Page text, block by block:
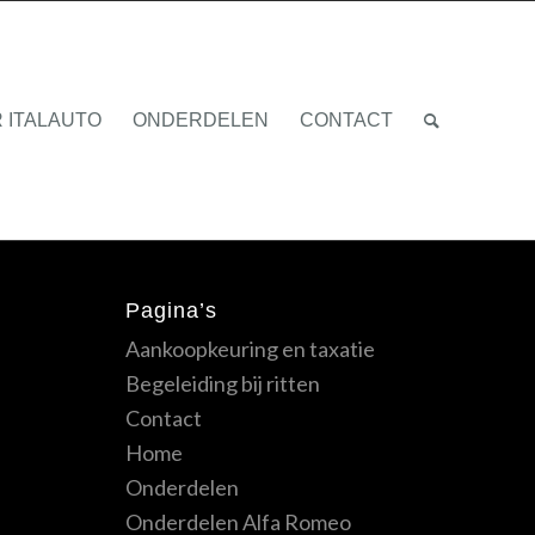
ITALAUTO ONDERDELEN CONTACT
Pagina’s
Aankoopkeuring en taxatie
Begeleiding bij ritten
Contact
Home
Onderdelen
Onderdelen Alfa Romeo